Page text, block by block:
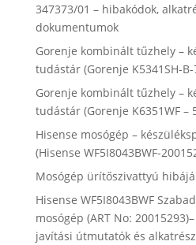
347373/01 – hibakódok,
dokumentumok
Gorenje kombinált tűzhely –
tudástár (Gorenje K5341SH-B-
Gorenje kombinált tűzhely –
tudástár (Gorenje K6351WF –
Hisense mosógép –
(Hisense WF5I8043BWF-
Mosógép ürítőszivattyú
Hisense WF5I8043BWF
mosógép (ART No:
javítási útmutatók és